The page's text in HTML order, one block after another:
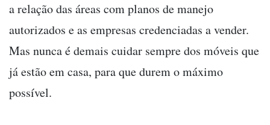
a relação das áreas com planos de manejo
autorizados e as empresas credenciadas a vender.
Mas nunca é demais cuidar sempre dos móveis que
já estão em casa, para que durem o máximo
possível.